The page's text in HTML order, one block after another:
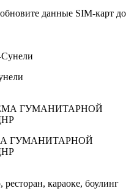
данные SIM-карт до
ГУМАНИТАРНОЙ